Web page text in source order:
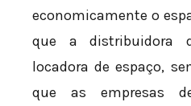
economicamente o
que a distribuidora
locadora de espaço,
que as empresas